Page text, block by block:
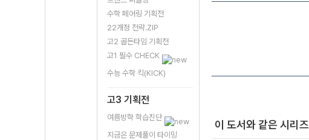
수학 페어링 기획전
22개정 전략.ZIP
고2 골든타임 기획전
고1 필수 CHECK
수능 수학 킥(KICK)
고3 기획전
여름방학 학습진단
지금은 문제풀이 타이밍
이 도서와 같은 시리즈